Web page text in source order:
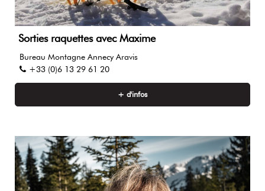
Sorties raquettes avec Maxime
Bureau Montagne Annecy Aravis
+33 (0)6 13 29 61 20
+ d'infos